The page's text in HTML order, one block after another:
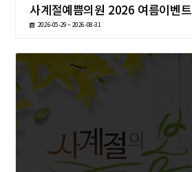
사계절예쁨의원 2026 여름이벤트
2026-05-29 ~ 2026-08-31